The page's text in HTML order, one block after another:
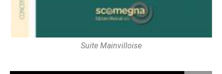
Suite Mainvilloise